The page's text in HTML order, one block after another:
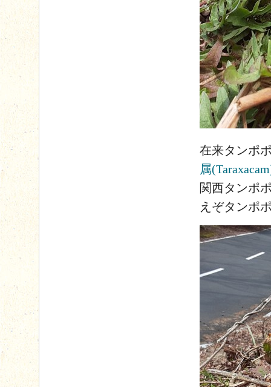
在来タンポ
属
関西タンポ
えぞタンポ